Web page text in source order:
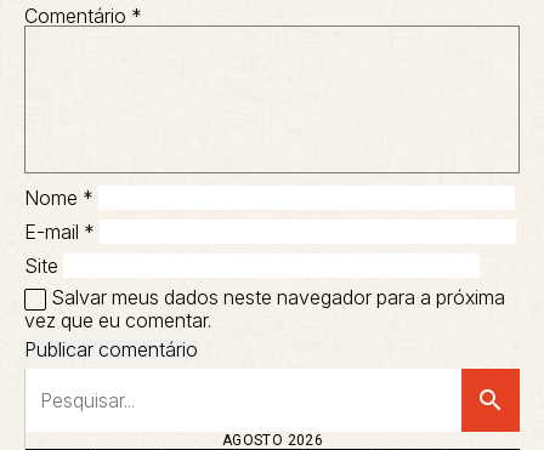
Comentário *
Nome *
E-mail *
Site
Salvar meus dados neste navegador para a próxima
vez que eu comentar.
search
AGOSTO 2026